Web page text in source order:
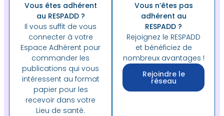
Vous êtes adhérent
au RESPADD ?
Il vous suffit de vous
connecter à votre
Espace Adhérent pour
commander les
publications qui vous
intéressent au format
papier pour les
recevoir dans votre
Lieu de santé.
Vous n’êtes pas
adhérent au
RESPADD ?
Rejoignez le RESPADD
et bénéficiez de
nombreux avantages !
Rejoindre le
réseau